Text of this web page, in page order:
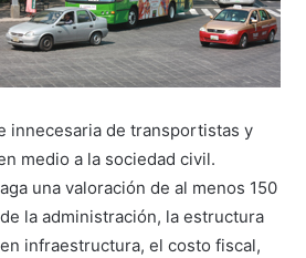
innecesaria de transportistas y
medio a la sociedad civil.
una valoración de al menos 150
la administración, la estructura
infraestructura, el costo fiscal,